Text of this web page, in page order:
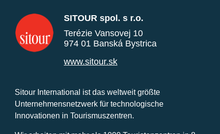
SITOUR spol. s r.o.
Terézie Vansovej 10
974 01 Banská Bystrica
www.sitour.sk
Sitour International ist das weltweit größte
Unternehmensnetzwerk für technologische
Innovationen in Tourismuszentren.